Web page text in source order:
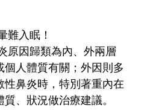
難入眠！
原因歸類為內、外兩層
人體質有關；外因則多
鼻炎時，特別著重內在
、狀況做治療建議。